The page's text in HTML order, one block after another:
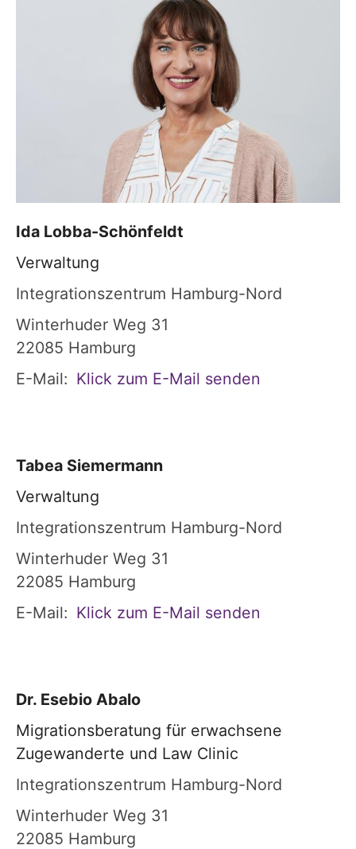
Ida Lobba-Schönfeldt
Verwaltung
Integrationszentrum Hamburg-Nord
Winterhuder Weg 31
22085 Hamburg
E-Mail: Klick zum E-Mail senden
Tabea Siemermann
Verwaltung
Integrationszentrum Hamburg-Nord
Winterhuder Weg 31
22085 Hamburg
E-Mail: Klick zum E-Mail senden
Dr. Esebio Abalo
Migrationsberatung für erwachsene
Zugewanderte und Law Clinic
Integrationszentrum Hamburg-Nord
Winterhuder Weg 31
22085 Hamburg